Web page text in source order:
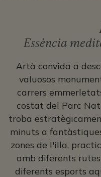
Essència
Artà convida a
valuosos
carrers
costat del Parc
troba
minuts a
zones de l'illa,
amb diferents
diferents esports